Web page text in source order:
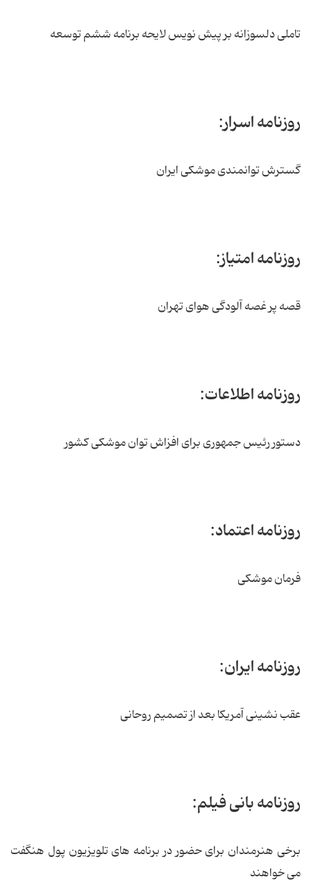
تاملی دلسوزانه بر پیش نویس لایحه برنامه ششم توسعه
روزنامه اسرار:
گسترش توانمندی موشکی ایران
روزنامه امتیاز:
قصه پر غصه آلودگی هوای تهران
روزنامه اطلاعات:
دستور رئیس جمهوری برای افزاش توان موشکی کشور
روزنامه اعتماد:
فرمان موشکی
روزنامه ایران:
عقب نشینی آمریکا بعد از تصمیم روحانی
روزنامه بانی فیلم:
برخی هنرمندان برای حضور در برنامه های تلویزیون پول هنگفت
می خواهند